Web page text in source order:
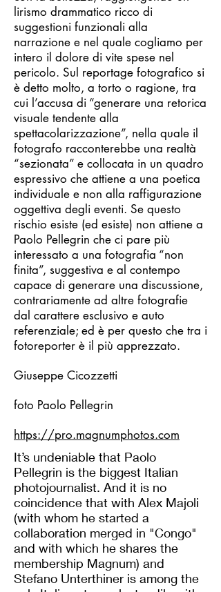
lirismo drammatico ricco di
suggestioni funzionali alla
narrazione e nel quale cogliamo per
intero il dolore di vite spese nel
pericolo. Sul reportage fotografico si
è detto molto, a torto o ragione, tra
cui l’accusa di “generare una retorica
visuale tendente alla
spettacolarizzazione”, nella quale il
fotografo racconterebbe una realtà
“sezionata” e collocata in un quadro
espressivo che attiene a una poetica
individuale e non alla raffigurazione
oggettiva degli eventi. Se questo
rischio esiste (ed esiste) non attiene a
Paolo Pellegrin che ci pare più
interessato a una fotografia “non
finita”, suggestiva e al contempo
capace di generare una discussione,
contrariamente ad altre fotografie
dal carattere esclusivo e auto
referenziale; ed è per questo che tra i
fotoreporter è il più apprezzato.
Giuseppe Cicozzetti
foto Paolo Pellegrin
https://pro.magnumphotos.com
It’s undeniable that Paolo
Pellegrin is the biggest Italian
photojournalist. And it is no
coincidence that with Alex Majoli
(with whom he started a
collaboration merged in "Congo"
and with which he shares the
membership Magnum) and
Stefano Unterthiner is among the